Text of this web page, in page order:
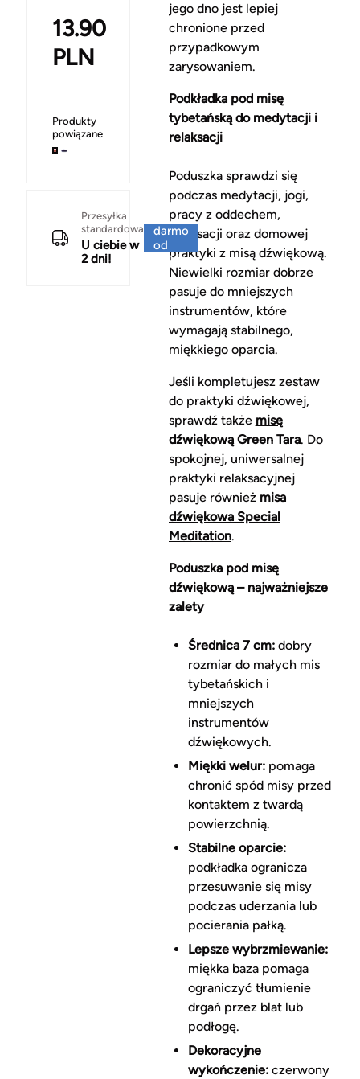
13.90
PLN
Produkty
powiązane
Przesyłka
standardowa
U ciebie w
2 dni!
darmo
od
150 zł
jego dno jest lepiej
chronione przed
przypadkowym
zarysowaniem.
Podkładka pod misę
tybetańską do medytacji i
relaksacji
Poduszka sprawdzi się
podczas medytacji, jogi,
pracy z oddechem,
relaksacji oraz domowej
praktyki z misą dźwiękową.
Niewielki rozmiar dobrze
pasuje do mniejszych
instrumentów, które
wymagają stabilnego,
miękkiego oparcia.
Jeśli kompletujesz zestaw
do praktyki dźwiękowej,
sprawdź także misę
dźwiękową Green Tara. Do
spokojnej, uniwersalnej
praktyki relaksacyjnej
pasuje również misa
dźwiękowa Special
Meditation.
Poduszka pod misę
dźwiękową – najważniejsze
zalety
Średnica 7 cm:dobry
rozmiar do małych mis
tybetańskich i
mniejszych
instrumentów
dźwiękowych.
Miękki welur:pomaga
chronić spód misy przed
kontaktem z twardą
powierzchnią.
Stabilne oparcie:
podkładka ogranicza
przesuwanie się misy
podczas uderzania lub
pocierania pałką.
Lepsze wybrzmiewanie:
miękka baza pomaga
ograniczyć tłumienie
drgań przez blat lub
podłogę.
Dekoracyjne
wykończenie:czerwony